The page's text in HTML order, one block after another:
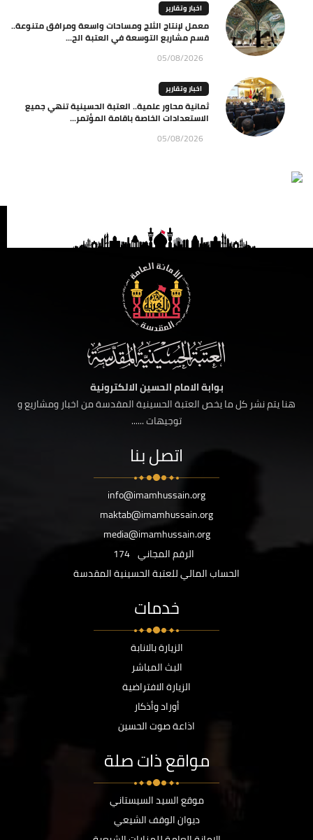
اخبار وتقارير
معمل لإنتاج الثلج ومساحات واسعة ومرافق متنوعة..
قسم مشاريع التوسعة في العتبة الح...
05/08/2026
اخبار وتقارير
ثمانية محاور علمية.. العتبة الحسينية تنهي جميع
الاستعدادات الخاصة باقامة المؤتمر...
05/08/2026
بوابة الامام الحسين الالكترونية
هنا يتم نشر كل ما يخص العتبة الحسينية المقدسة من اخبار ومشاريع و
توجيهات ......
اتصل بنا
info@imamhussain.org
maktab@imamhussain.org
media@imamhussain.org
الرقم المجاني 174
الحساب المالي للعتبة الحسينية المقدسة
خدمات
الزيارة بالانابة
البث المباشر
الزيارة الافتراضية
أوراد وأذكار
اذاعة صوت الحسين
مواقع ذات صلة
موقع السيد السيستاني
ديوان الوقف الشيعي